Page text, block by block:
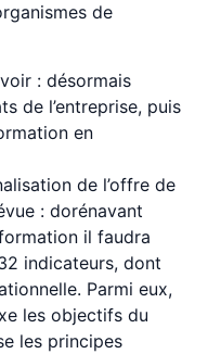
de
: désormais
de l’entreprise, puis
en
de l’offre de
: dorénavant
il faudra
indicateurs, dont
Parmi eux,
les objectifs du
les principes